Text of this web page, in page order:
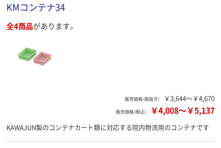
KMコンテナ34
全4商品があります。
販売価格（税抜き） ￥3,644～￥4,670
販売価格（税込） ￥4,008～￥5,137
KAWAJUN製のコンテナカート類に対応する院内物流用のコンテナです